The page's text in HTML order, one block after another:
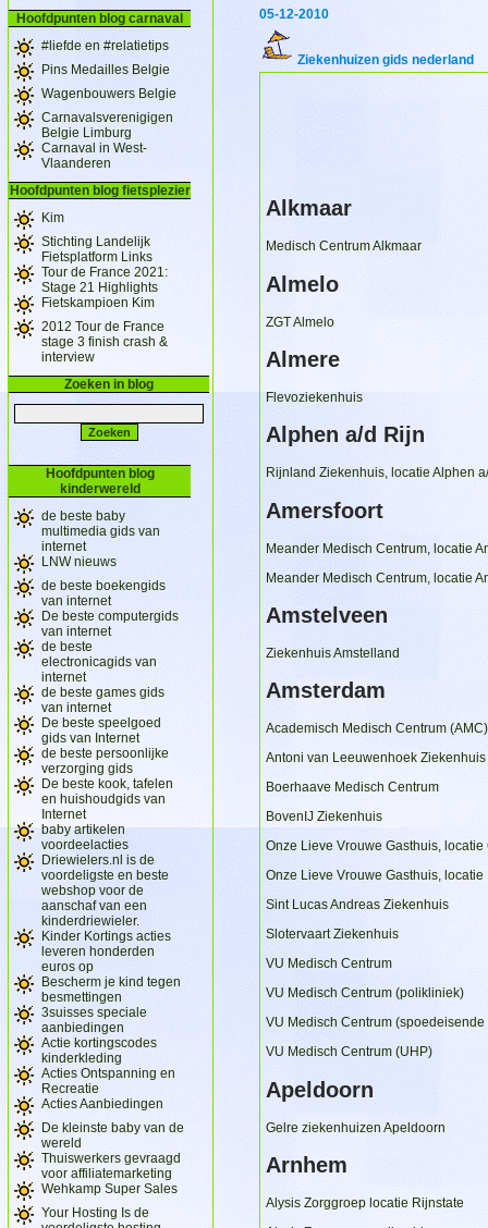
Hoofdpunten blog carnaval
#liefde en #relatietips
Pins Medailles Belgie
Wagenbouwers Belgie
Carnavalsverenigigen
Belgie Limburg
Carnaval in West-
Vlaanderen
Hoofdpunten blog fietsplezier
Kim
Stichting Landelijk
Fietsplatform Links
Tour de France 2021:
Stage 21 Highlights
Fietskampioen Kim
2012 Tour de France
stage 3 finish crash &
interview
Zoeken in blog
Hoofdpunten blog
kinderwereld
de beste baby
multimedia gids van
internet
LNW nieuws
de beste boekengids
van internet
De beste computergids
van internet
de beste
electronicagids van
internet
de beste games gids
van internet
De beste speelgoed
gids van Internet
de beste persoonlijke
verzorging gids
De beste kook, tafelen
en huishoudgids van
Internet
baby artikelen
voordeelacties
Driewielers.nl is de
voordeligste en beste
webshop voor de
aanschaf van een
kinderdriewieler.
Kinder Kortings acties
leveren honderden
euros op
Bescherm je kind tegen
besmettingen
3suisses speciale
aanbiedingen
Actie kortingscodes
kinderkleding
Acties Ontspanning en
Recreatie
Acties Aanbiedingen
De kleinste baby van de
wereld
Thuiswerkers gevraagd
voor affiliatemarketing
Wehkamp Super Sales
Your Hosting Is de
05-12-2010
Ziekenhuizen gids nederland
Alkmaar
Medisch Centrum Alkmaar
Almelo
ZGT Almelo
Almere
Flevoziekenhuis
Alphen a/d Rijn
Rijnland Ziekenhuis, locatie Alphen
Amersfoort
Meander Medisch Centrum, locatie
Meander Medisch Centrum, locatie
Amstelveen
Ziekenhuis Amstelland
Amsterdam
Academisch Medisch Centrum (AMC)
Antoni van Leeuwenhoek
Boerhaave Medisch Centrum
BovenIJ Ziekenhuis
Onze Lieve Vrouwe Gasthuis, locatie
Onze Lieve Vrouwe Gasthuis,
Sint Lucas Andreas Ziekenhuis
Slotervaart Ziekenhuis
VU Medisch Centrum
VU Medisch Centrum (polikliniek)
VU Medisch Centrum (spoedeisende
VU Medisch Centrum (UHP)
Apeldoorn
Gelre ziekenhuizen Apeldoorn
Arnhem
Alysis Zorggroep locatie Rijnstate